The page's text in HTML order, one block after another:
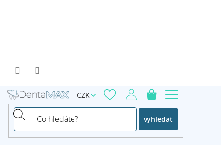
vyhledat
CZK